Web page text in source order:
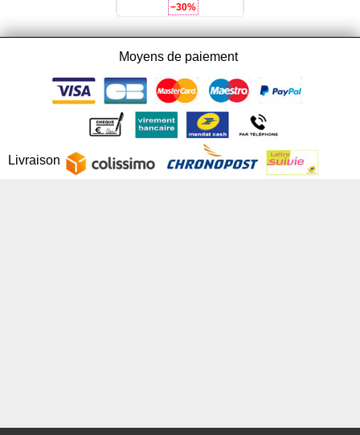
−30%
Moyens de paiement
Livraison